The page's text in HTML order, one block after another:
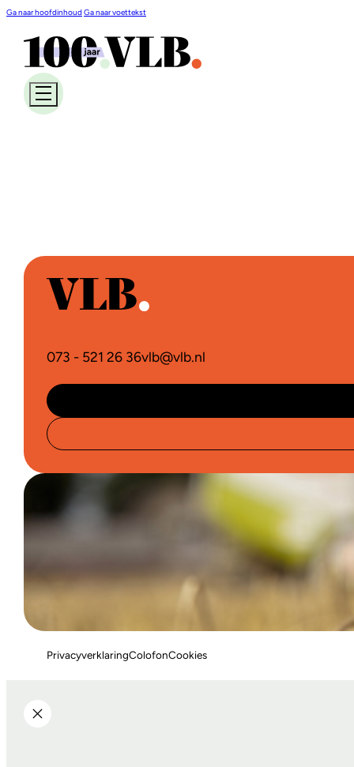
Ga naar hoofdinhoudGa naar voettekst
073 - 521 26 36vlb@vlb.nl
PrivacyverklaringColofonCookies